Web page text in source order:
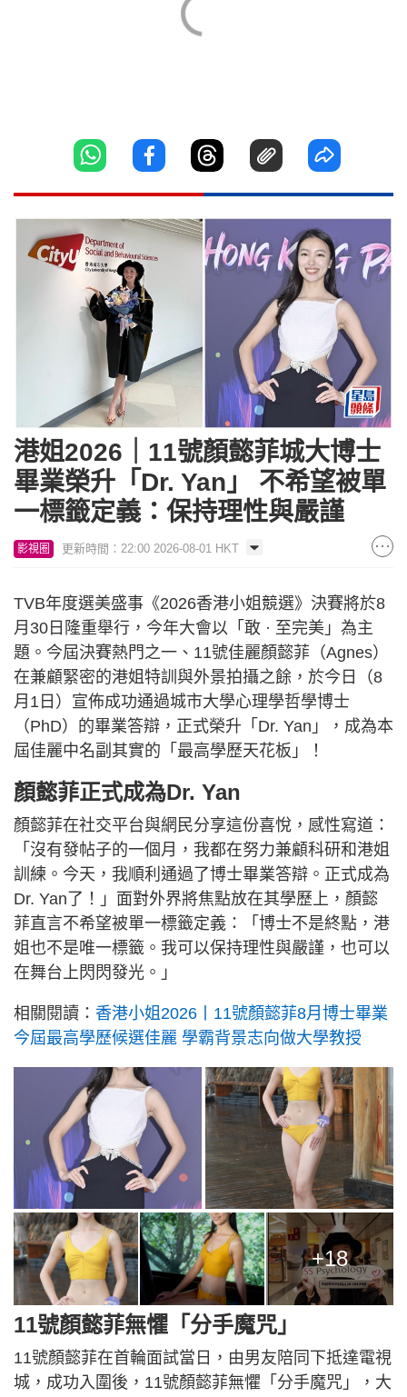
港姐2026｜11號顏懿菲城大博士
畢業榮升「Dr. Yan」 不希望被單
一標籤定義：保持理性與嚴謹
影視圈 更新時間：22:00 2026-08-01 HKT
TVB年度選美盛事《2026香港小姐競選》決賽將於8
月30日隆重舉行，今年大會以「敢 · 至完美」為主
題。今屆決賽熱門之一、11號佳麗顏懿菲（Agnes）
在兼顧緊密的港姐特訓與外景拍攝之餘，於今日（8
月1日）宣佈成功通過城市大學心理學哲學博士
（PhD）的畢業答辯，正式榮升「Dr. Yan」，成為本
屆佳麗中名副其實的「最高學歷天花板」！
顏懿菲正式成為Dr. Yan
顏懿菲在社交平台與網民分享這份喜悅，感性寫道：
「沒有發帖子的一個月，我都在努力兼顧科研和港姐
訓練。今天，我順利通過了博士畢業答辯。正式成為
Dr. Yan了！」面對外界將焦點放在其學歷上，顏懿
菲直言不希望被單一標籤定義：「博士不是終點，港
姐也不是唯一標籤。我可以保持理性與嚴謹，也可以
在舞台上閃閃發光。」
相關閱讀： 香港小姐2026丨11號顏懿菲8月博士畢業
今屆最高學歷候選佳麗 學霸背景志向做大學教授
+18
11號顏懿菲無懼「分手魔咒」
11號顏懿菲在首輪面試當日，由男友陪同下抵達電視
城，成功入圍後，11號顏懿菲無懼「分手魔咒」，大